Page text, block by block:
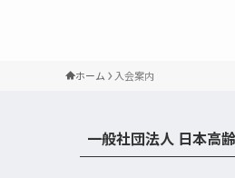
ホーム 入会案内
一般社団法人 日本高